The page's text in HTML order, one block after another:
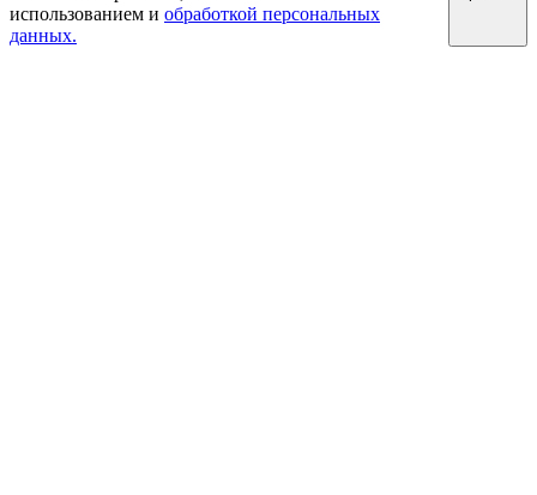
использованием и обработкой персональных
данных.